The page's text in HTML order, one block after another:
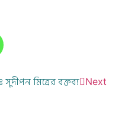
মিত্রের বক্তব্য Next